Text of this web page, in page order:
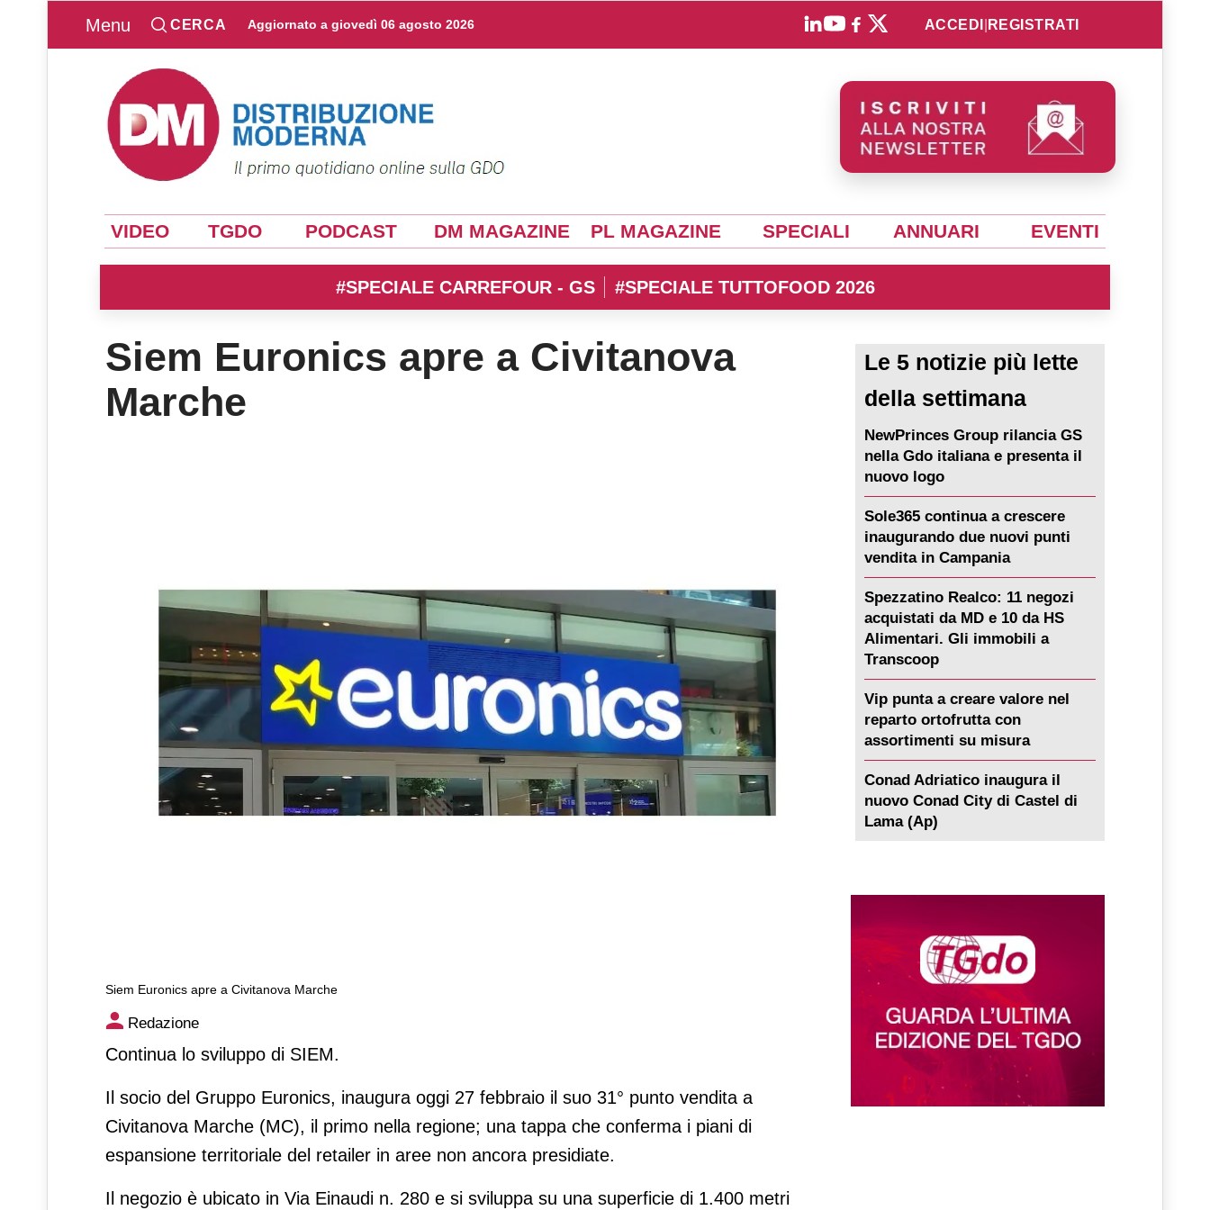
Menu CERCA Aggiornato a giovedì 06 agosto 2026 ACCEDI REGISTRATI
VIDEO TGDO PODCAST DM MAGAZINE PL MAGAZINE SPECIALI ANNUARI EVENTI
#SPECIALE CARREFOUR - GS #SPECIALE TUTTOFOOD 2026
Siem Euronics apre a Civitanova
Marche
Siem Euronics apre a Civitanova Marche
Siem Euronics apre a Civitanova Marche
Redazione
Continua lo sviluppo di SIEM.
Il socio del Gruppo Euronics, inaugura oggi 27 febbraio il suo 31° punto vendita a
Civitanova Marche (MC), il primo nella regione; una tappa che conferma i piani di
espansione territoriale del retailer in aree non ancora presidiate.
Il negozio è ubicato in Via Einaudi n. 280 e si sviluppa su una superficie di 1.400 metri
Le 5 notizie più lette
della settimana
NewPrinces Group rilancia GS
nella Gdo italiana e presenta il
nuovo logo
Sole365 continua a crescere
inaugurando due nuovi punti
vendita in Campania
Spezzatino Realco: 11 negozi
acquistati da MD e 10 da HS
Alimentari. Gli immobili a
Transcoop
Vip punta a creare valore nel
reparto ortofrutta con
assortimenti su misura
Conad Adriatico inaugura il
nuovo Conad City di Castel di
Lama (Ap)